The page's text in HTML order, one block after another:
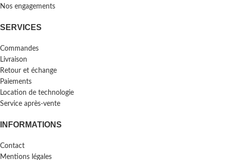
Nos engagements
SERVICES
Commandes
Livraison
Retour et échange
Paiements
Location de technologie
Service après-vente
INFORMATIONS
Contact
Mentions légales